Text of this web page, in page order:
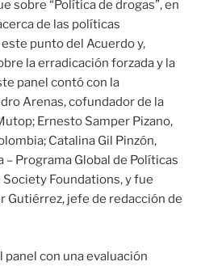
sobre “Política de drogas”, en
de las políticas
punto del Acuerdo y,
la erradicación forzada y la
panel contó con la
Arenas, cofundador de la
Ernesto Samper Pizano,
Catalina Gil Pinzón,
– Programa Global de Políticas
Society Foundations, y fue
Gutiérrez, jefe de redacción de
panel con una evaluación